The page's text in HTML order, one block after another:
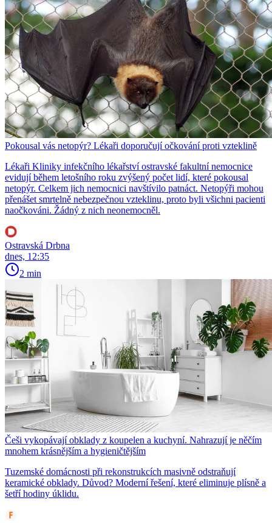
Pokousal vás netopýr? Lékaři doporučují očkování proti vzteklině
Lékaři Kliniky infekčního lékařství ostravské fakultní nemocnice
evidují během letošního roku zvýšený počet lidí, které pokousal
netopýr. Celkem jich nemocnici navštívilo patnáct. Netopýři mohou
přenášet smrtelně nebezpečnou vzteklinu, proto byli všichni pacienti
naočkováni. Žádný z nich neonemocněl.
Ostravská Drbna
dnes, 12:35
2 min
Češi vykopávají obklady z koupelen a kuchyní. Nahrazují je něčím
mnohem krásnějším a hygieničtějším
Tuzemské domácnosti při rekonstrukcích masivně odstraňují
keramické obklady. Důvod? Moderní řešení, které eliminuje plísně a
šetří hodiny úklidu.